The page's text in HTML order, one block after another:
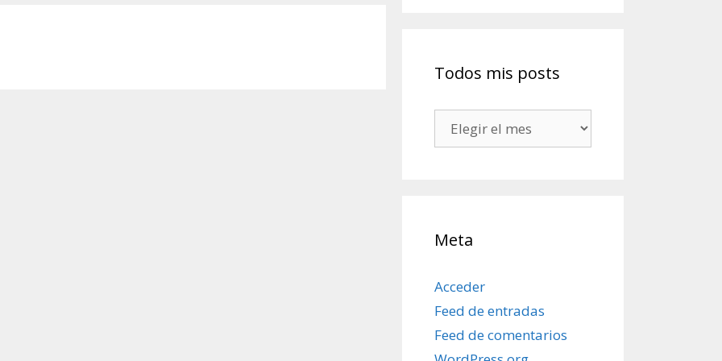
Todos mis posts
mis
Meta
Acceder
Feed de entradas
Feed de comentarios